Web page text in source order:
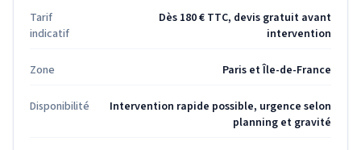
Tarif
indicatif
Dès 180 € TTC, devis gratuit avant
intervention
Zone Paris et Île-de-France
Disponibilité
Intervention rapide possible, urgence selon
planning et gravité